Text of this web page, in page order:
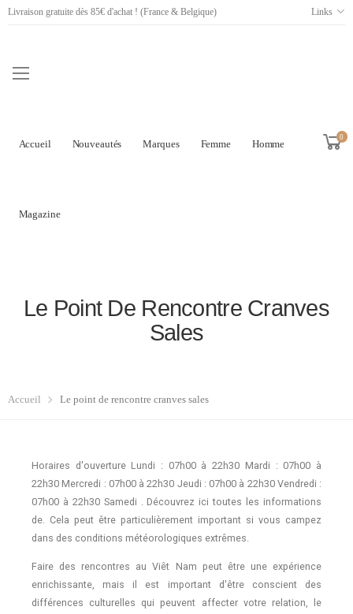
Livraison gratuite dès 85€ d'achat ! (France & Belgique) Links
Accueil Nouveautés Marques Femme Homme
Magazine
0
Le Point De Rencontre Cranves
Sales
Accueil Le point de rencontre cranves sales
Horaires d'ouverture Lundi : 07h00 à 22h30 Mardi : 07h00 à
22h30 Mercredi : 07h00 à 22h30 Jeudi : 07h00 à 22h30 Vendredi :
07h00 à 22h30 Samedi . Découvrez ici toutes les informations
de. Cela peut être particulièrement important si vous campez
dans des conditions météorologiques extrêmes.
Faire des rencontres au Viêt Nam peut être une expérience
enrichissante, mais il est important d'être conscient des
différences culturelles qui peuvent affecter votre relation, le